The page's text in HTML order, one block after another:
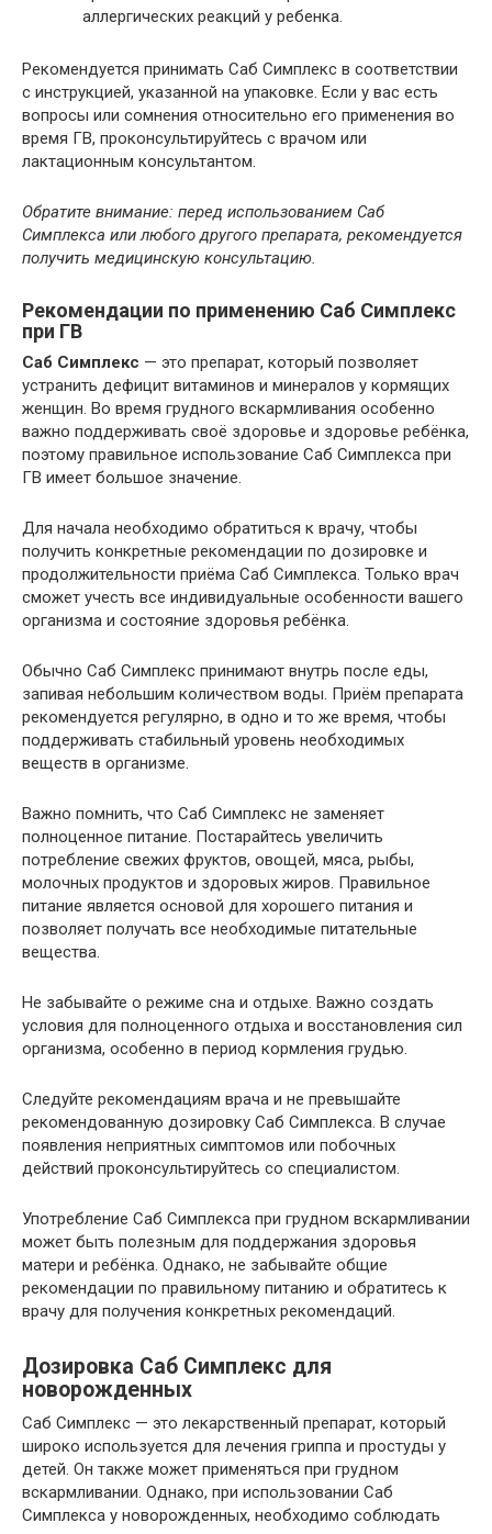
аллергических реакций у ребенка.
Рекомендуется принимать Саб Симплекс в соответствии
с инструкцией, указанной на упаковке. Если у вас есть
вопросы или сомнения относительно его применения во
время ГВ, проконсультируйтесь с врачом или
лактационным консультантом.
Обратите внимание: перед использованием Саб
Симплекса или любого другого препарата, рекомендуется
получить медицинскую консультацию.
Рекомендации по применению Саб Симплекс
при ГВ
Саб Симплекс — это препарат, который позволяет
устранить дефицит витаминов и минералов у кормящих
женщин. Во время грудного вскармливания особенно
важно поддерживать своё здоровье и здоровье ребёнка,
поэтому правильное использование Саб Симплекса при
ГВ имеет большое значение.
Для начала необходимо обратиться к врачу, чтобы
получить конкретные рекомендации по дозировке и
продолжительности приёма Саб Симплекса. Только врач
сможет учесть все индивидуальные особенности вашего
организма и состояние здоровья ребёнка.
Обычно Саб Симплекс принимают внутрь после еды,
запивая небольшим количеством воды. Приём препарата
рекомендуется регулярно, в одно и то же время, чтобы
поддерживать стабильный уровень необходимых
веществ в организме.
Важно помнить, что Саб Симплекс не заменяет
полноценное питание. Постарайтесь увеличить
потребление свежих фруктов, овощей, мяса, рыбы,
молочных продуктов и здоровых жиров. Правильное
питание является основой для хорошего питания и
позволяет получать все необходимые питательные
вещества.
Не забывайте о режиме сна и отдыхе. Важно создать
условия для полноценного отдыха и восстановления сил
организма, особенно в период кормления грудью.
Следуйте рекомендациям врача и не превышайте
рекомендованную дозировку Саб Симплекса. В случае
появления неприятных симптомов или побочных
действий проконсультируйтесь со специалистом.
Употребление Саб Симплекса при грудном вскармливании
может быть полезным для поддержания здоровья
матери и ребёнка. Однако, не забывайте общие
рекомендации по правильному питанию и обратитесь к
врачу для получения конкретных рекомендаций.
Дозировка Саб Симплекс для
новорожденных
Саб Симплекс — это лекарственный препарат, который
широко используется для лечения гриппа и простуды у
детей. Он также может применяться при грудном
вскармливании. Однако, при использовании Саб
Симплекса у новорожденных, необходимо соблюдать